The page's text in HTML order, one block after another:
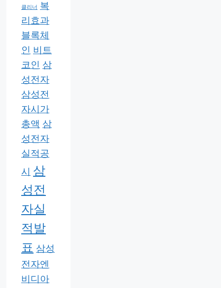
클리너
복
리효과
블록체
인 비트
코인 삼
성전자
삼성전
자시가
총액 삼
성전자
실적공
시
삼
성전
자실
적발
표 삼성
전자엔
비디아